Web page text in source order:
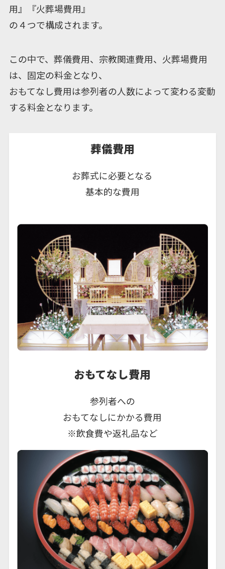
用』『火葬場費用』
の４つで構成されます。
この中で、葬儀費用、宗教関連費用、火葬場費用
は、固定の料金となり、
おもてなし費用は参列者の人数によって変わる変動
する料金となります。
葬儀費用
お葬式に必要となる
基本的な費用
おもてなし費用
参列者への
おもてなしにかかる費用
※飲食費や返礼品など